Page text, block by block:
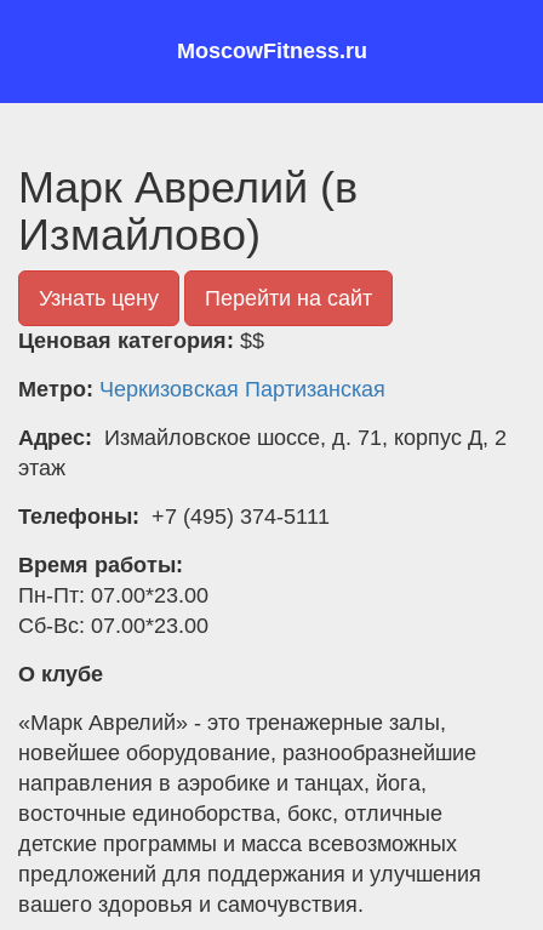
MoscowFitness.ru
Марк Аврелий (в
Измайлово)
Узнать цену
Перейти на сайт
Ценовая категория: $$
Метро: Черкизовская Партизанская
Адрес: Измайловское шоссе, д. 71, корпус Д, 2
этаж
Телефоны: +7 (495) 374-5111
Время работы:
Пн-Пт: 07.00*23.00
Сб-Вс: 07.00*23.00
О клубе
«Марк Аврелий» - это тренажерные залы,
новейшее оборудование, разнообразнейшие
направления в аэробике и танцах, йога,
восточные единоборства, бокс, отличные
детские программы и масса всевозможных
предложений для поддержания и улучшения
вашего здоровья и самочувствия.